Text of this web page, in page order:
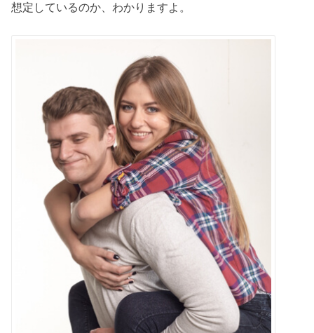
想定しているのか、わかりますよ。